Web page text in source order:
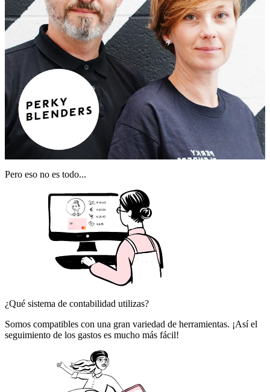
Pero eso no es todo...
¿Qué sistema de contabilidad utilizas?
Somos compatibles con una gran variedad de herramientas. ¡Así el
seguimiento de los gastos es mucho más fácil!